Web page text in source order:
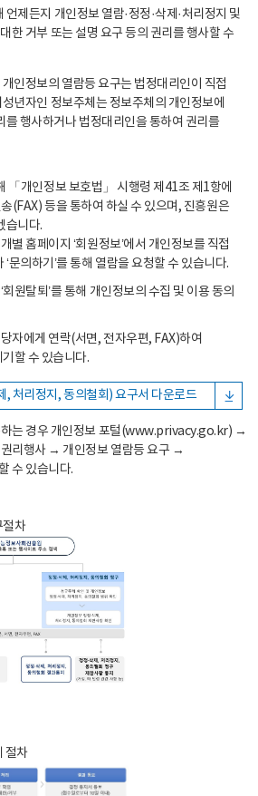
제든지 개인정보 열람·정정·삭제·처리정지 및
한 거부 또는 설명 요구 등의 권리를 행사할 수
인정보의 열람등 요구는 법정대리인이 직접
년자인 정보주체는 정보주체의 개인정보에
를 행사하거나 법정대리인을 통하여 권리를
「개인정보 보호법」 시행령 제41조 제1항에
(FAX) 등을 통하여 하실 수 있으며, 진흥원은
습니다.
별 홈페이지 ‘회원정보’에서 개인정보를 직접
‘문의하기’를 통해 열람을 요청할 수 있습니다.
원탈퇴’를 통해 개인정보의 수집 및 이용 동의
자에게 연락(서면, 전자우편, FAX)하여
할 수 있습니다.
, 처리정지, 동의철회) 요구서 다운로드
하는 경우 개인정보 포털(www.privacy.go.kr) →
리행사 → 개인정보 열람등 요구 →
수 있습니다.
절차
절차